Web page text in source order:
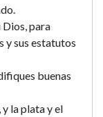
para
y sus estatutos
buenas
y la plata y el